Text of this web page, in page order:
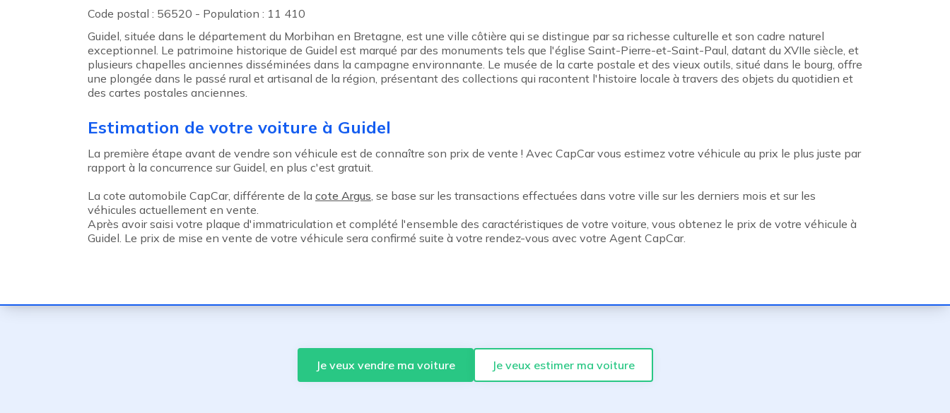
Code postal : 56520 - Population : 11 410
Guidel, située dans le département du Morbihan en Bretagne, est une ville côtière qui se distingue par sa richesse culturelle et son cadre naturel
exceptionnel. Le patrimoine historique de Guidel est marqué par des monuments tels que l'église Saint-Pierre-et-Saint-Paul, datant du XVIIe siècle, et
plusieurs chapelles anciennes disséminées dans la campagne environnante. Le musée de la carte postale et des vieux outils, situé dans le bourg, offre
une plongée dans le passé rural et artisanal de la région, présentant des collections qui racontent l'histoire locale à travers des objets du quotidien et
des cartes postales anciennes.
Estimation de votre voiture à Guidel
La première étape avant de vendre son véhicule est de connaître son prix de vente ! Avec CapCar vous estimez votre véhicule au prix le plus juste par
rapport à la concurrence sur Guidel, en plus c'est gratuit.
La cote automobile CapCar, différente de la cote Argus, se base sur les transactions effectuées dans votre ville sur les derniers mois et sur les
véhicules actuellement en vente.
Après avoir saisi votre plaque d'immatriculation et complété l'ensemble des caractéristiques de votre voiture, vous obtenez le prix de votre véhicule à
Guidel. Le prix de mise en vente de votre véhicule sera confirmé suite à votre rendez-vous avec votre Agent CapCar.
Je veux vendre ma voiture Je veux estimer ma voiture